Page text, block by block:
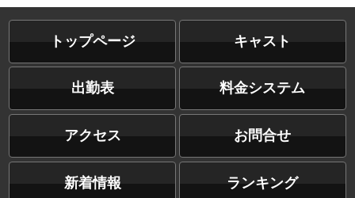
トップページ キャスト
出勤表 料金システム
アクセス お問合せ
新着情報 ランキング